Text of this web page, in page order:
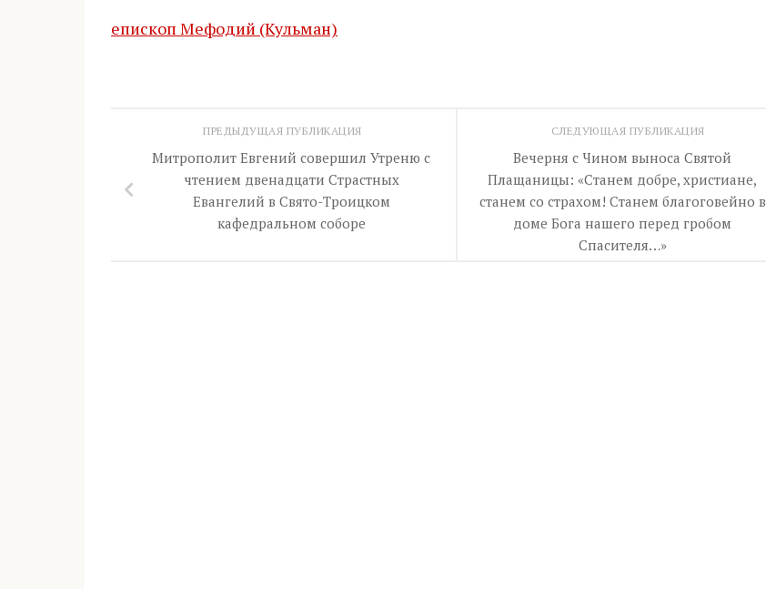
епископ Мефодий (Кульман)
СЛЕДУЮЩАЯ ПУБЛИКАЦИЯ
Вечерня с Чином выноса Святой
Плащаницы: «Станем добре, христиане,
станем со страхом! Станем благоговейно в
доме Бога нашего перед гробом
Спасителя…»
ПРЕДЫДУЩАЯ ПУБЛИКАЦИЯ
Митрополит Евгений совершил Утреню с
чтением двенадцати Страстных
Евангелий в Свято-Троицком
кафедральном соборе